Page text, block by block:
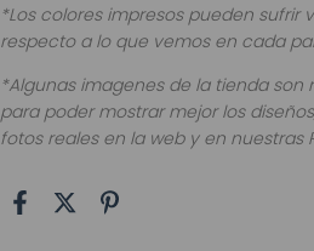
*Los colores impresos pueden sufrir
respecto a lo que vemos en cada
*Algunas imagenes de la tienda son
para poder mostrar mejor los
fotos reales en la web y en nuestras